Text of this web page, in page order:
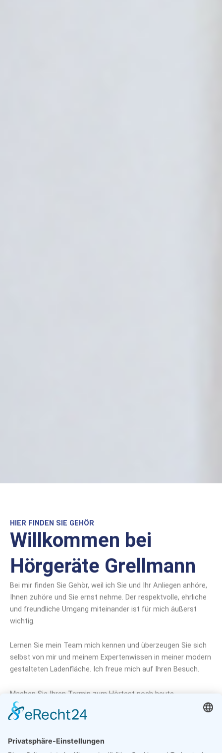
HIER FINDEN SIE GEHÖR
Willkommen bei
Hörgeräte Grellmann
Bei mir finden Sie Gehör, weil ich Sie und Ihr Anliegen anhöre,
Ihnen zuhöre und Sie ernst nehme. Der respektvolle, ehrliche
und freundliche Umgang miteinander ist für mich äußerst
wichtig.
Lernen Sie mein Team mich kennen und überzeugen Sie sich
selbst von mir und meinem Expertenwissen in meiner modern
gestalteten Ladenfläche. Ich freue mich auf Ihren Besuch.
Machen Sie Ihren Termin zum Hörtest noch heute.
Besuchen Sie Hörgeräte Grellmann und überzeugen Sie sich
selbst. Auf unserer modern gestalteten Ladenfläche beraten